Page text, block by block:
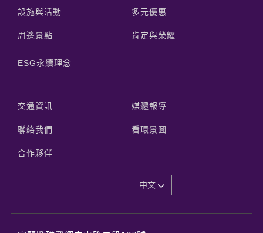
設施與活動 多元優惠
周邊景點 肯定與榮耀
ESG永續理念
交通資訊 媒體報導
聯絡我們 看環景圖
合作夥伴
中文